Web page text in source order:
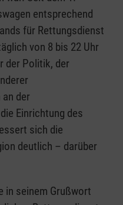
entsprechend
für Rettungsdienst
von 8 bis 22 Uhr
der Politik, der
der
Einrichtung des
sich die
deutlich – darüber
in seinem Grußwort